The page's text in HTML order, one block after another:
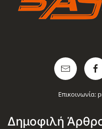
Επικοινωνία:
Δημοφιλή